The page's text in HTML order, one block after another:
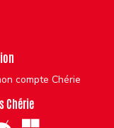
compte Chérie
Chérie